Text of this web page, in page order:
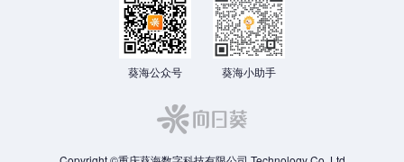
葵海公众号 葵海小助手